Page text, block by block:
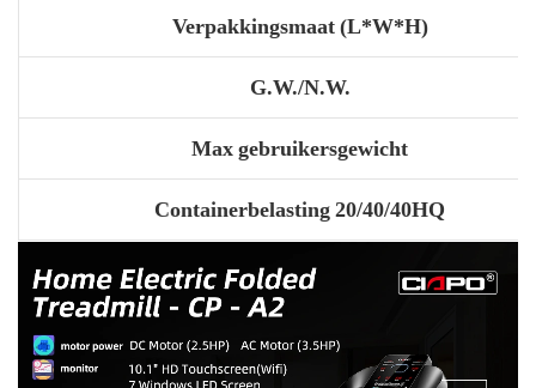
Verpakkingsmaat (L*W*H)
G.W./N.W.
Max gebruikersgewicht
Containerbelasting 20/40/40HQ